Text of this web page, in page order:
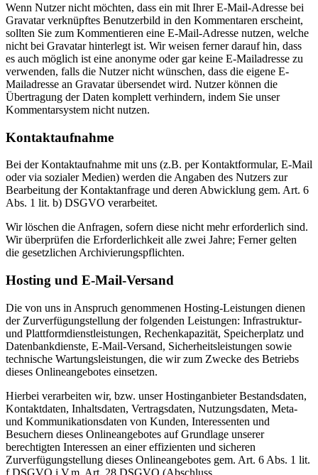
Wenn Nutzer nicht möchten, dass ein mit Ihrer E-Mail-Adresse bei
Gravatar verknüpftes Benutzerbild in den Kommentaren erscheint,
sollten Sie zum Kommentieren eine E-Mail-Adresse nutzen, welche
nicht bei Gravatar hinterlegt ist. Wir weisen ferner darauf hin, dass
es auch möglich ist eine anonyme oder gar keine E-Mailadresse zu
verwenden, falls die Nutzer nicht wünschen, dass die eigene E-
Mailadresse an Gravatar übersendet wird. Nutzer können die
Übertragung der Daten komplett verhindern, indem Sie unser
Kommentarsystem nicht nutzen.
Kontaktaufnahme
Bei der Kontaktaufnahme mit uns (z.B. per Kontaktformular, E-Mail
oder via sozialer Medien) werden die Angaben des Nutzers zur
Bearbeitung der Kontaktanfrage und deren Abwicklung gem. Art. 6
Abs. 1 lit. b) DSGVO verarbeitet.
Wir löschen die Anfragen, sofern diese nicht mehr erforderlich sind.
Wir überprüfen die Erforderlichkeit alle zwei Jahre; Ferner gelten
die gesetzlichen Archivierungspflichten.
Hosting und E-Mail-Versand
Die von uns in Anspruch genommenen Hosting-Leistungen dienen
der Zurverfügungstellung der folgenden Leistungen: Infrastruktur-
und Plattformdienstleistungen, Rechenkapazität, Speicherplatz und
Datenbankdienste, E-Mail-Versand, Sicherheitsleistungen sowie
technische Wartungsleistungen, die wir zum Zwecke des Betriebs
dieses Onlineangebotes einsetzen.
Hierbei verarbeiten wir, bzw. unser Hostinganbieter Bestandsdaten,
Kontaktdaten, Inhaltsdaten, Vertragsdaten, Nutzungsdaten, Meta-
und Kommunikationsdaten von Kunden, Interessenten und
Besuchern dieses Onlineangebotes auf Grundlage unserer
berechtigten Interessen an einer effizienten und sicheren
Zurverfügungstellung dieses Onlineangebotes gem. Art. 6 Abs. 1 lit.
f DSGVO i.V.m. Art. 28 DSGVO (Abschluss